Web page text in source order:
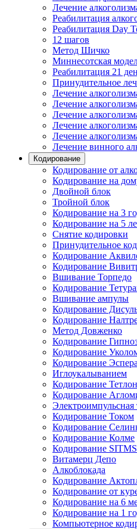
Лечение
Реабилитация
Реабилитация Day
12 шагов
Метод Шичко
Миннесотская
Реабилитация 21
Принудительное
Лечение
Лечение
Лечение
Лечение
Лечение
Лечение винного
Кодирование
Кодирование от
Кодирование на
Двойной блок
Тройной блок
Кодирование на 3
Кодирование на 5
Снятие кодировки
Принудительное
Кодирование
Кодирование
Вшивание Торпедо
Кодирование
Вшивание ампулы
Кодирование
Кодирование
Метод Довженко
Кодирование
Кодирование
Кодирование
Иглоукалыванием
Кодирование
Кодирование
Электроимпульсная
Кодирование Током
Кодирование
Кодирование Колме
Кодирование
Витамерц Депо
Алкоблокада
Кодирование
Кодирование от
Кодирование на 6
Кодирование на 1
Компьютерное